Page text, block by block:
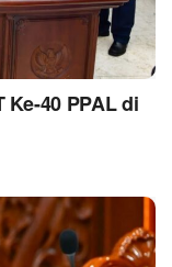
40 PPAL di